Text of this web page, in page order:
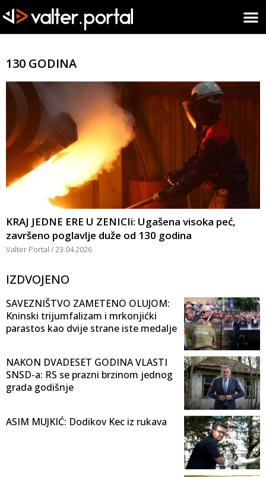
130 GODINA
KRAJ JEDNE ERE U ZENICIi: Ugašena visoka peć,
završeno poglavlje duže od 130 godina
Valter Portal 23.04.2026
IZDVOJENO
SAVEZNIŠTVO ZAMETENO OLUJOM:
Kninski trijumfalizam i mrkonjićki
parastos kao dvije strane iste medalje
NAKON DVADESET GODINA VLASTI
SNSD-a: RS se prazni brzinom jednog
grada godišnje
ASIM MUJKIĆ: Dodikov Kec iz rukava